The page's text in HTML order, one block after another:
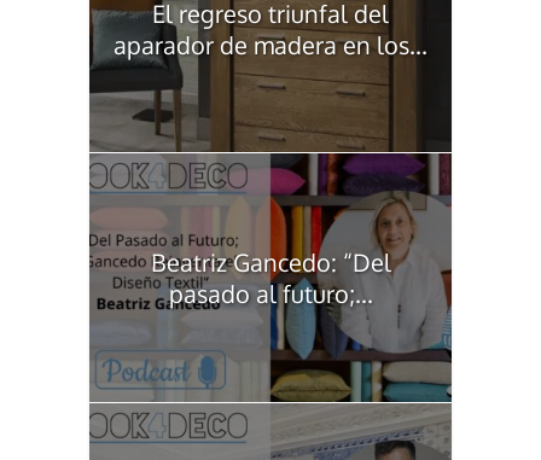
El regreso triunfal del
aparador de madera en los...
Beatriz Gancedo: “Del
pasado al futuro;...